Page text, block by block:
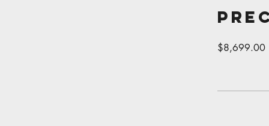
$8,699.00